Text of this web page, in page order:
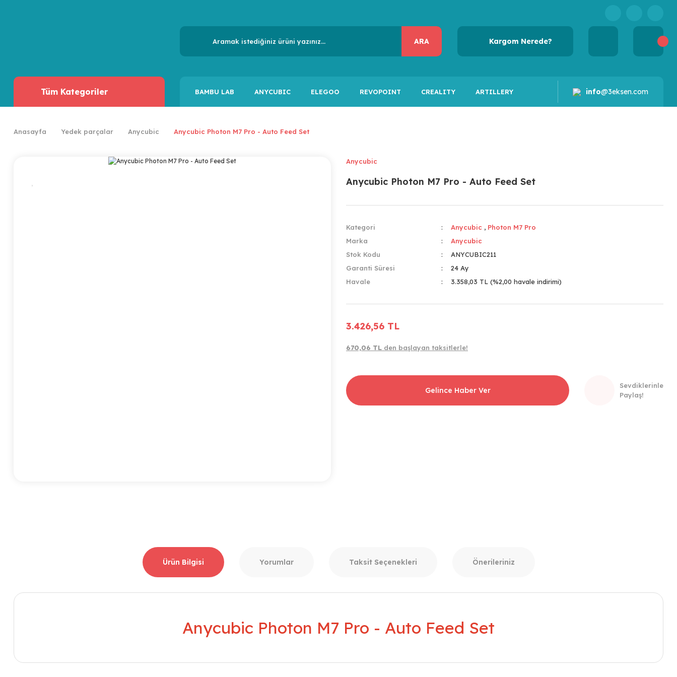
ARA Kargom Nerede?
Tüm Kategoriler BAMBU LAB ANYCUBIC ELEGOO REVOPOINT CREALITY ARTILLERY info@3eksen.com
Anasayfa Yedek parçalar Anycubic Anycubic Photon M7 Pro - Auto Feed Set
Anycubic
Anycubic Photon M7 Pro - Auto Feed Set
Kategori Anycubic , Photon M7 Pro
Marka
Anycubic
Stok Kodu
ANYCUBIC211
Garanti Süresi
24 Ay
Havale
3.358,03 TL (%2,00 havale indirimi)
3.426,56 TL
670,06 TL den başlayan taksitlerle!
Gelince Haber Ver
Sevdiklerinle
Paylaş!
Ürün Bilgisi Yorumlar Taksit Seçenekleri Önerileriniz
Anycubic Photon M7 Pro - Auto Feed Set